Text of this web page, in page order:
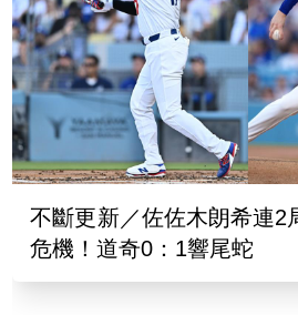
不斷更新／佐佐木朗希連2
危機！道奇0：1響尾蛇